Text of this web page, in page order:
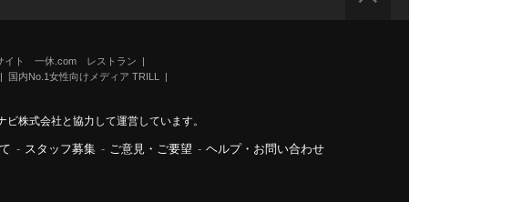
イト 一休.com レストラン
国内No.1女性向けメディア TRILL
株式会社と協力して運営しています。
- スタッフ募集 - ご意見・ご要望 - ヘルプ・お問い合わせ